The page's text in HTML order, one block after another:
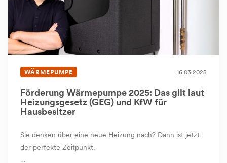
WÄRMEPUMPE 16.03.2025
Förderung Wärmepumpe 2025: Das gilt laut
Heizungsgesetz (GEG) und KfW für
Hausbesitzer
Sie denken über eine neue Heizung nach? Dann ist jetzt
der perfekte Zeitpunkt.